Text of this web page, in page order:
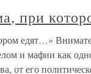
при
едят…»
и мафии как
от его